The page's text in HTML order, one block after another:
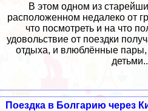
В этом одном из
расположенном недалеко от
что посмотреть и на что
удовольствие от поездки
отдыха, и влюблённые
Поездка в Болгарию через